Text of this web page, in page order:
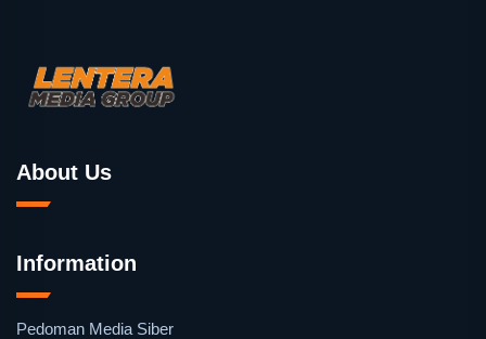
About Us
Information
Pedoman Media Siber